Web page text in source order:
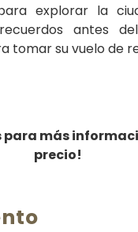
explorar la
antes
tomar su vuelo de
más
precio!